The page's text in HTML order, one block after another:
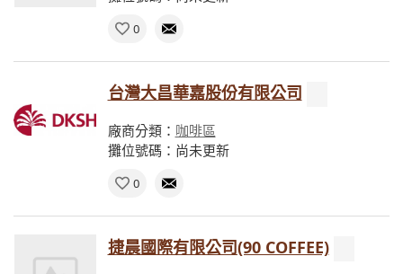
0
台灣大昌華嘉股份有限公司
廠商分類： 咖啡區
攤位號碼：尚未更新
0
捷晨國際有限公司(90 COFFEE)